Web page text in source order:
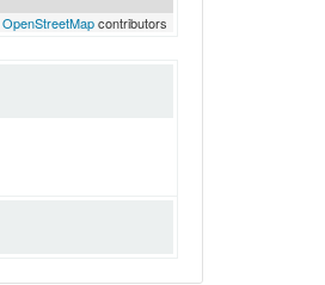
OpenStreetMapcontributors